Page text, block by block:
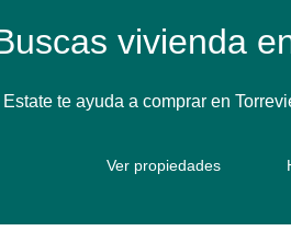
vivienda
te ayuda a comprar en
Ver propiedades